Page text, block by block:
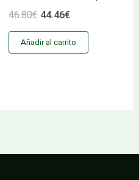
46.80€ 44.46€
Añadir al carrito